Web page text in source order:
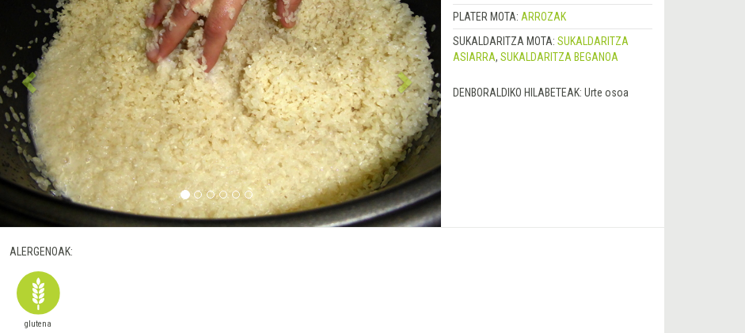
PLATER MOTA: ARROZAK
SUKALDARITZA MOTA: SUKALDARITZA
ASIARRA, SUKALDARITZA BEGANOA
DENBORALDIKO HILABETEAK: Urte osoa
ALERGENOAK:
glutena